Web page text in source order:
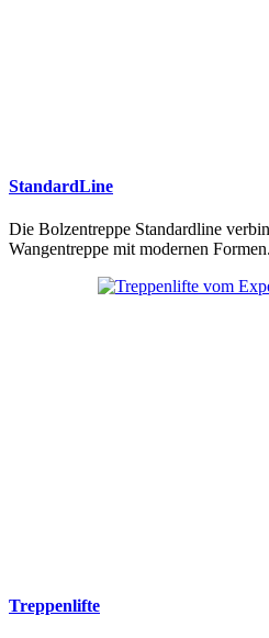
StandardLine
Die Bolzentreppe Standardline
Wangentreppe mit modernen Formen.
Treppenlifte